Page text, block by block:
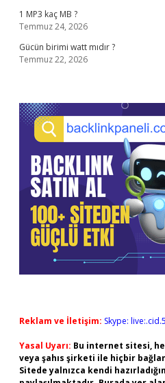
1 MP3 kaç MB ?
Temmuz 24, 2026
Gücün birimi watt mıdır ?
Temmuz 22, 2026
Reklam ve İletişim: Skype:
Yasal Uyarı: Bu internet sitesi,
veya şahıs şirketi ile hiçbir
Sitede yalnızca kendi